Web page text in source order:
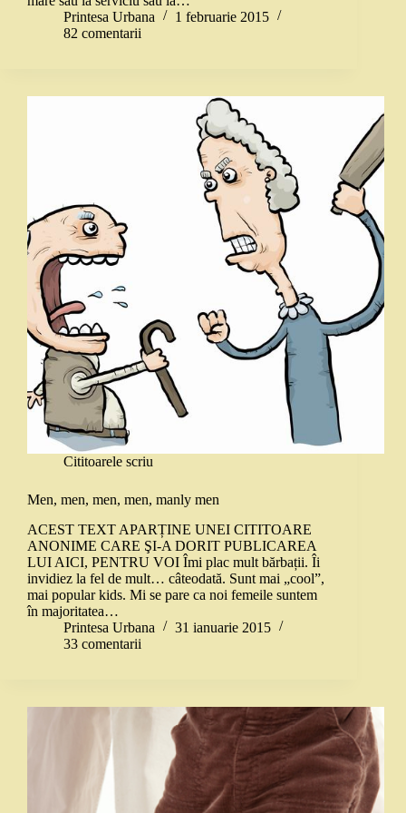
Printesa Urbana
1 februarie 2015
82 comentarii
Cititoarele scriu
Men, men, men, men, manly men
ACEST TEXT APARȚINE UNEI CITITOARE
ANONIME CARE ŞI-A DORIT PUBLICAREA
LUI AICI, PENTRU VOI Îmi plac mult bărbații. Îi
invidiez la fel de mult… câteodată. Sunt mai „cool”,
mai popular kids. Mi se pare ca noi femeile suntem
în majoritatea…
Printesa Urbana
31 ianuarie 2015
33 comentarii